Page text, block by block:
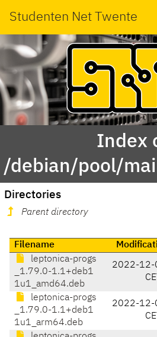
Studenten Net Twente
Index
/debian/pool/
Directories
Parent directory
Filename
leptonica-progs
_1.79.0-1.1+deb1
1u1_amd64.deb
2022-12-
CET
leptonica-progs
_1.79.0-1.1+deb1
1u1_arm64.deb
2022-12-
CET